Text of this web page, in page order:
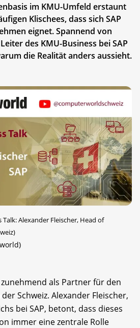
im KMU-Umfeld erstaunt
Klischees, dass sich SAP
eignet. Spannend von
des KMU-Business bei SAP
die Realität anders aussieht.
Alexander Fleischer, Head of
als Partner für den
Schweiz. Alexander Fleischer,
bei SAP, betont, dass dieses
immer eine zentrale Rolle